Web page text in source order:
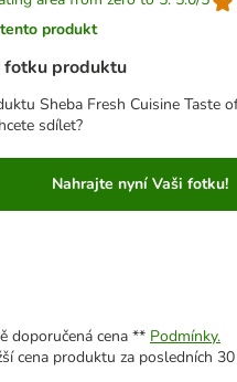
produkt
fotku produktu
Sheba Fresh Cuisine Taste
sdílet?
Nahrajte nyní Vaši fotku!
doporučená cena ** Podmínky.
cena produktu za posledních